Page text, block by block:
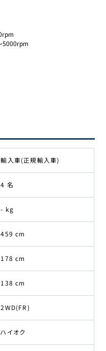
輸入車(正規輸入車)
4 名
- kg
459 cm
178 cm
138 cm
2WD(FR)
ハイオク